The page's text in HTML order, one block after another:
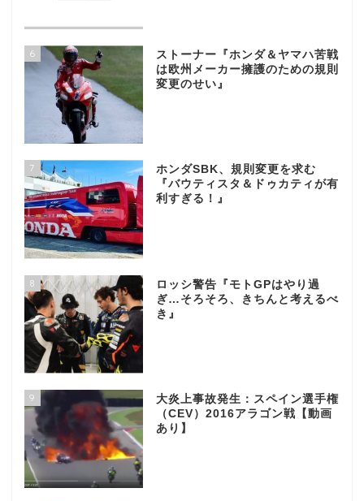
6
ストーナー『ホンダ＆ヤマハ苦戦
は欧州メーカー擁護のための規則
変更のせい』
7
ホンダSBK、規則変更を求む
『バウティスタ＆ドゥカティが有
利すぎる！』
8
ロッシ警告『モトGPはやり過
ぎ…そろそろ、きちんと考えるべ
き』
9
大炎上事故発生：スペイン選手権
（CEV）2016アラゴン戦【動画
あり】